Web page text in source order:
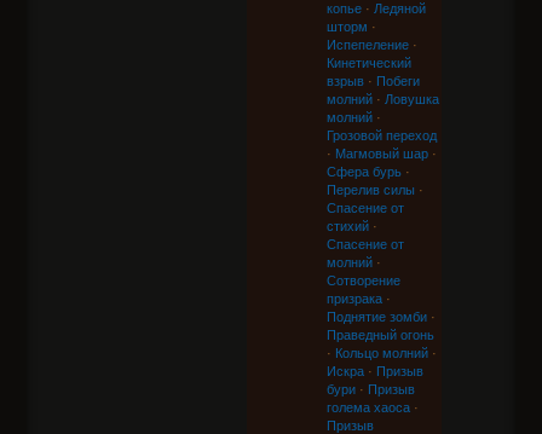
копье · Ледяной
шторм ·
Испепеление ·
Кинетический
взрыв · Побеги
молний · Ловушка
молний ·
Грозовой переход
· Магмовый шар ·
Сфера бурь ·
Перелив силы ·
Спасение от
стихий ·
Спасение от
молний ·
Сотворение
призрака ·
Поднятие зомби ·
Праведный огонь
· Кольцо молний ·
Искра · Призыв
бури · Призыв
голема хаоса ·
Призыв